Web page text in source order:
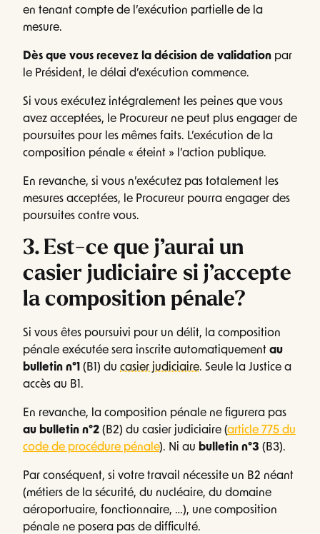
en tenant compte de l’exécution partielle de la
mesure.
Dès que vous recevez la décision de validation par
le Président, le délai d’exécution commence.
Si vous exécutez intégralement les peines que vous
avez acceptées, le Procureur ne peut plus engager de
poursuites pour les mêmes faits. L’exécution de la
composition pénale « éteint » l’action publique.
En revanche, si vous n’exécutez pas totalement les
mesures acceptées, le Procureur pourra engager des
poursuites contre vous.
3. Est-ce que j’aurai un
casier judiciaire si j’accepte
la composition pénale?
Si vous êtes poursuivi pour un délit, la composition
pénale exécutée sera inscrite automatiquement au
bulletin n°1 (B1) du casier judiciaire. Seule la Justice a
accès au B1.
En revanche, la composition pénale ne figurera pas
au bulletin n°2 (B2) du casier judiciaire (article 775 du
code de procédure pénale). Ni au bulletin n°3 (B3).
Par conséquent, si votre travail nécessite un B2 néant
(métiers de la sécurité, du nucléaire, du domaine
aéroportuaire, fonctionnaire, …), une composition
pénale ne posera pas de difficulté.